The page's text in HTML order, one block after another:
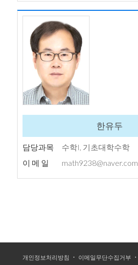
한유두
담당과목
수학I, 기초대학수학
이 메 일
math9238@naver.com
개인정보처리방침 이메일무단수집거부